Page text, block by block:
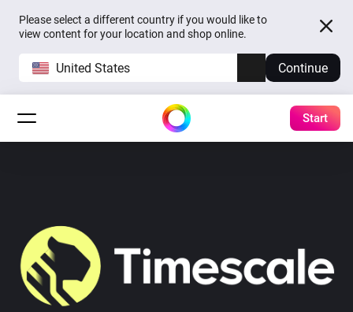
Please select a different country if you would like to
view content for your location and shop online.
United States Continue
Start